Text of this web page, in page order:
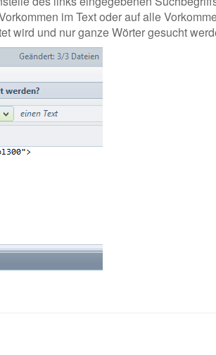
im Text oder auf alle
wird und nur ganze Wörter gesucht